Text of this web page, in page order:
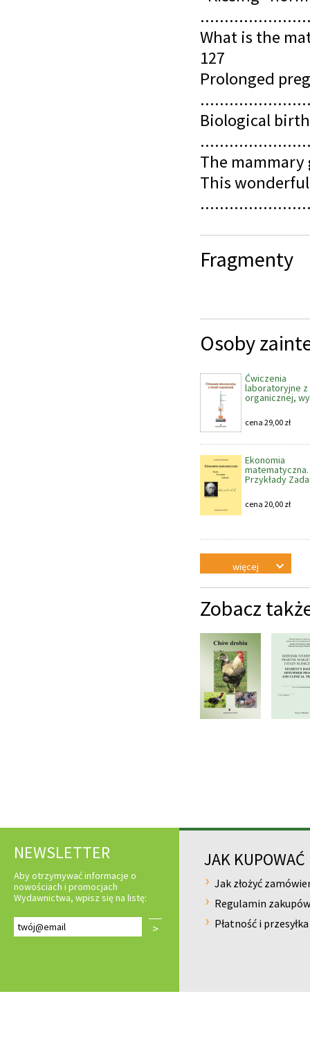
What is the
127
Prolonged
Biological
The
This
Fragmenty
Osoby
Ćwiczenia
laboratoryjne z
organicznej,
cena 29,00 zł
Ekonomia
Przykłady
cena 20,00 zł
więcej
Zobacz
NEWSLETTER
Aby otrzymywać informacje o
nowościach i promocjach
Wydawnictwa, wpisz się na listę:
>
JAK KUPOWAĆ
Jak złożyć
Regulamin zakupów
Płatność i przesyłka